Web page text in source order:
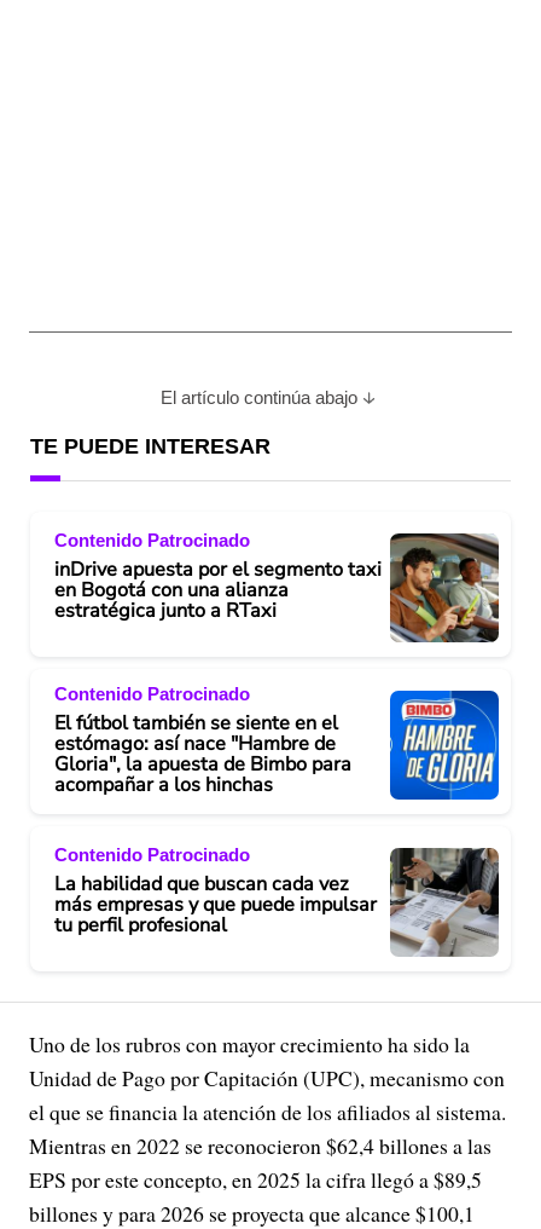
El artículo continúa abajo
TE PUEDE INTERESAR
Contenido Patrocinado
inDrive apuesta por el segmento taxi
en Bogotá con una alianza
estratégica junto a RTaxi
Contenido Patrocinado
El fútbol también se siente en el
estómago: así nace "Hambre de
Gloria", la apuesta de Bimbo para
acompañar a los hinchas
Contenido Patrocinado
La habilidad que buscan cada vez
más empresas y que puede impulsar
tu perfil profesional
Uno de los rubros con mayor crecimiento ha sido la
Unidad de Pago por Capitación (UPC), mecanismo con
el que se financia la atención de los afiliados al sistema.
Mientras en 2022 se reconocieron $62,4 billones a las
EPS por este concepto, en 2025 la cifra llegó a $89,5
billones y para 2026 se proyecta que alcance $100,1